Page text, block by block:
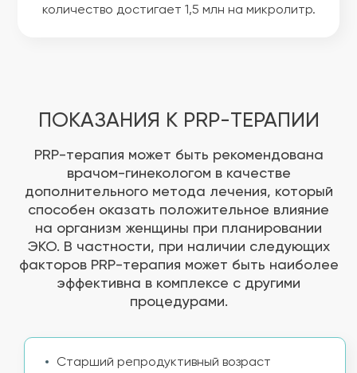
количество достигает 1,5 млн на микролитр.
ПОКАЗАНИЯ К PRP-ТЕРАПИИ
PRP-терапия может быть рекомендована
врачом-гинекологом в качестве
дополнительного метода лечения, который
способен оказать положительное влияние
на организм женщины при планировании
ЭКО. В частности, при наличии следующих
факторов PRP-терапия может быть наиболее
эффективна в комплексе с другими
процедурами.
Старший репродуктивный возраст